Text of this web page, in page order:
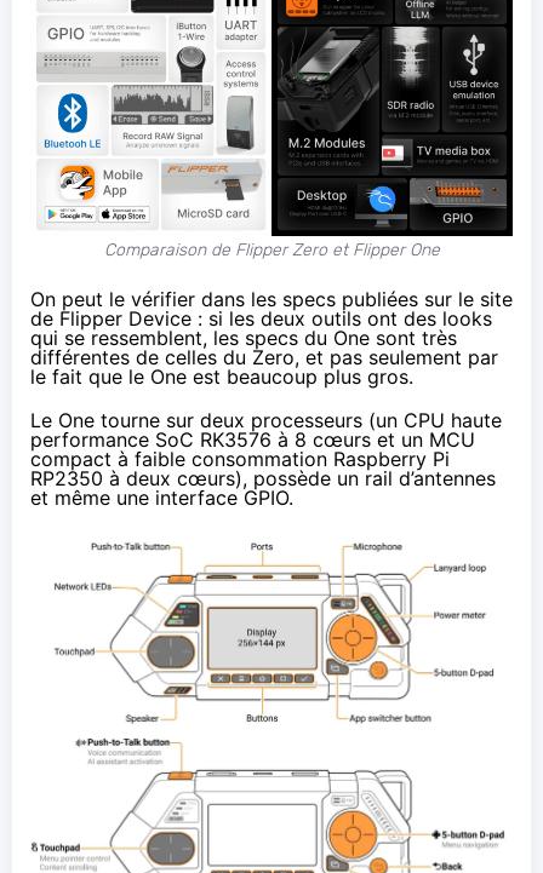
Comparaison de Flipper Zero et Flipper One
On peut le vérifier dans les specs publiées sur le site
de Flipper Device : si les deux outils ont des looks
qui se ressemblent, les specs du One sont très
différentes de celles du Zero, et pas seulement par
le fait que le One est beaucoup plus gros.
Le One tourne sur deux processeurs (un CPU haute
performance SoC RK3576 à 8 cœurs et un MCU
compact à faible consommation Raspberry Pi
RP2350 à deux cœurs), possède un rail d’antennes
et même une interface GPIO.